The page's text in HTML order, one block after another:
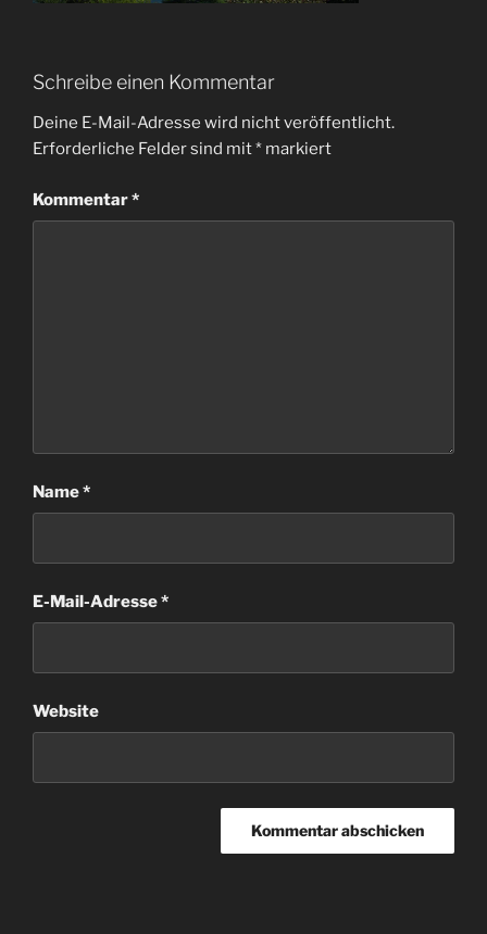
Schreibe einen Kommentar
Deine E-Mail-Adresse wird nicht veröffentlicht.
Erforderliche Felder sind mit* markiert
Kommentar*
Name*
E-Mail-Adresse*
Website